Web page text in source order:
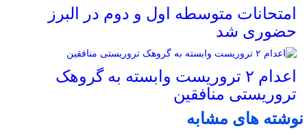
امتحانات متوسطه اول و دوم در البرز
حضوری شد
اعدام ۲ تروریست وابسته به گروهک
تروریستی منافقین
نوشته های مشابه